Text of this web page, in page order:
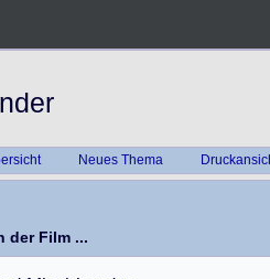
Neues Thema
der Film ...